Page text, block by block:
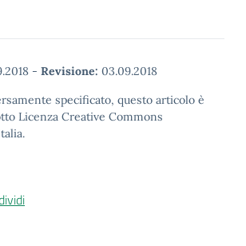
- Revisione: 03.09.2018
specificato, questo articolo è
Licenza Creative Commons